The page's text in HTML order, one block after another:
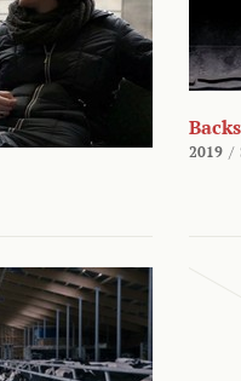
2019 /